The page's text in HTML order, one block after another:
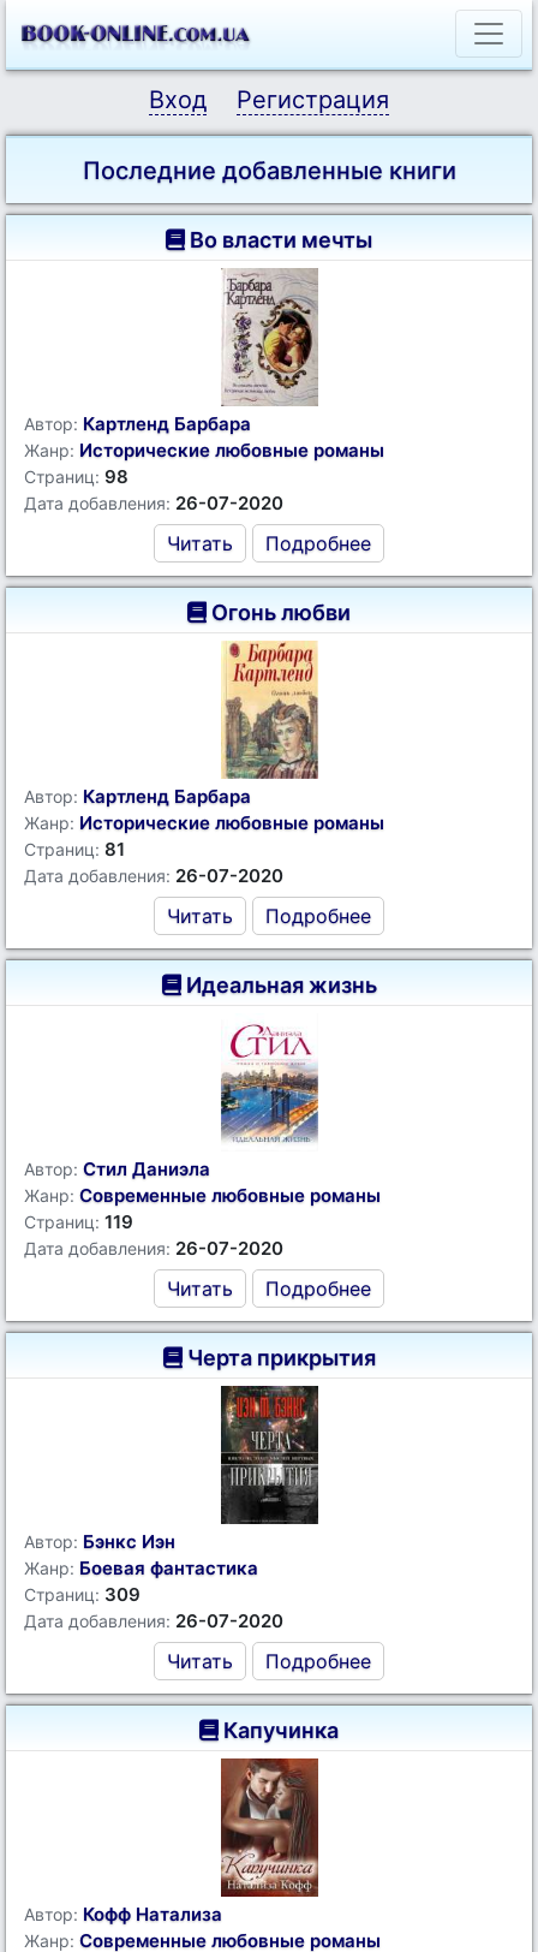
Вход Регистрация
Последние добавленные книги
Во власти мечты
Автор: Картленд Барбара
Жанр: Исторические любовные романы
Страниц: 98
Дата добавления: 26-07-2020
Читать Подробнее
Огонь любви
Автор: Картленд Барбара
Жанр: Исторические любовные романы
Страниц: 81
Дата добавления: 26-07-2020
Читать Подробнее
Идеальная жизнь
Автор: Стил Даниэла
Жанр: Современные любовные романы
Страниц: 119
Дата добавления: 26-07-2020
Читать Подробнее
Черта прикрытия
Автор: Бэнкс Иэн
Жанр: Боевая фантастика
Страниц: 309
Дата добавления: 26-07-2020
Читать Подробнее
Капучинка
Автор: Кофф Натализа
Жанр: Современные любовные романы